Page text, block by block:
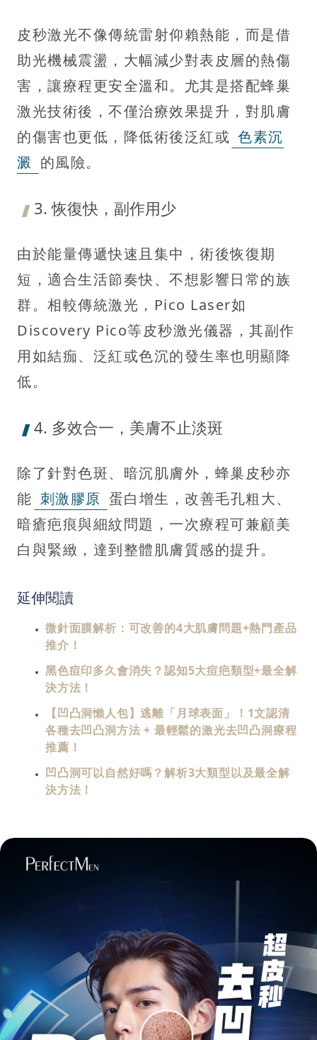
皮秒激光不像傳統雷射仰賴熱能，而是借
助光機械震盪，大幅減少對表皮層的熱傷
害，讓療程更安全溫和。尤其是搭配蜂巢
激光技術後，不僅治療效果提升，對肌膚
的傷害也更低，降低術後泛紅或 色素沉
澱 的風險。
3. 恢復快，副作用少
由於能量傳遞快速且集中，術後恢復期
短，適合生活節奏快、不想影響日常的族
群。相較傳統激光，Pico Laser如
Discovery Pico等皮秒激光儀器，其副作
用如結痂、泛紅或色沉的發生率也明顯降
低。
4. 多效合一，美膚不止淡斑
除了針對色斑、暗沉肌膚外，蜂巢皮秒亦
能 刺激膠原 蛋白增生，改善毛孔粗大、
暗瘡疤痕與細紋問題，一次療程可兼顧美
白與緊緻，達到整體肌膚質感的提升。
延伸閱讀
微針面膜解析：可改善的4大肌膚問題+熱門產品
推介！
黑色痘印多久會消失？認知5大痘疤類型+最全解
決方法！
【凹凸洞懶人包】逃離「月球表面」！1文認清
各種去凹凸洞方法 + 最輕鬆的激光去凹凸洞療程
推薦！
凹凸洞可以自然好嗎？解析3大類型以及最全解
決方法！